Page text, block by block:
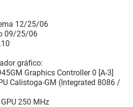
12/25/06
09/25/06
gráfico:
Graphics Controller 0 [A-3]
Calistoga-GM (Integrated 8086 /
250 MHz